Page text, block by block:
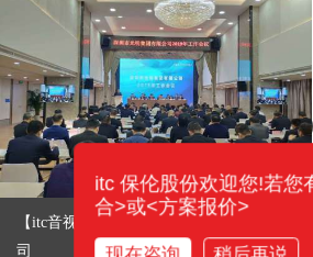
【itc音视频案例】深圳市光明集团有限公
司
itc 保伦股份欢迎您!若您
合>或<方案报价>